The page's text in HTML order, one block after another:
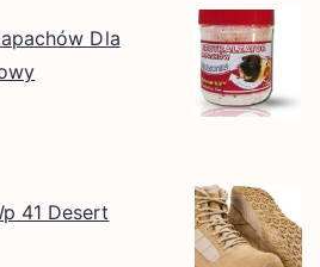
Dla
41 Desert